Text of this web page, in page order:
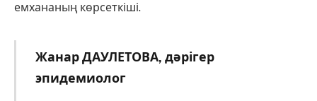
емхананың көрсеткіші.
Жанар ДАУЛЕТОВА, дәрігер
эпидемиолог